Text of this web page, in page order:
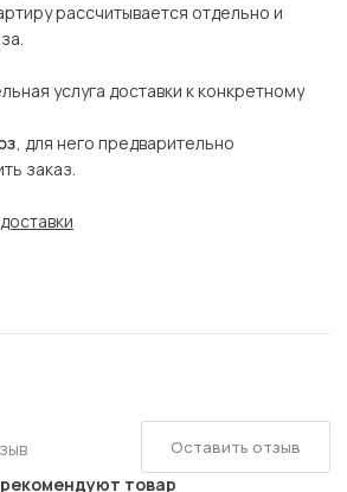
рассчитывается отдельно и
услуга доставки к конкретному
, для него предварительно
заказ.
товар
Оставить отзыв